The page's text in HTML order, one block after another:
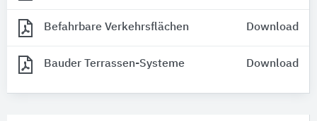
Befahrbare Verkehrsflächen Download
Bauder Terrassen-Systeme Download